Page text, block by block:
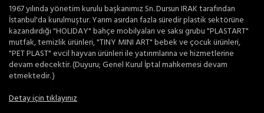
1967 yılında yönetim kurulu başkanımız Sn. Dursun IRAK tarafından
İstanbul'da kurulmuştur. Yarım asırdan fazla süredir plastik sektörüne
kazandırdığı "HOLIDAY" bahçe mobilyaları ve saksı grubu "PLASTART"
mutfak, temizlik ürünleri, "TINY MINI ART" bebek ve çocuk ürünleri,
"PET PLAST" evcil hayvan ürünleri ile yatırımlarına ve hizmetlerine
devam edecektir. (Duyuru; Genel Kurul İptal mahkemesi devam
etmektedir. )
Detay için tıklayınız